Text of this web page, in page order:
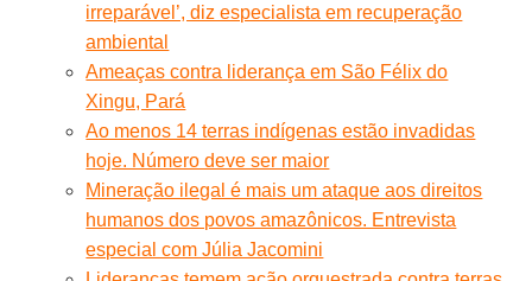
irreparável’, diz especialista em recuperação
ambiental
Ameaças contra liderança em São Félix do
Xingu, Pará
Ao menos 14 terras indígenas estão invadidas
hoje. Número deve ser maior
Mineração ilegal é mais um ataque aos direitos
humanos dos povos amazônicos. Entrevista
especial com Júlia Jacomini